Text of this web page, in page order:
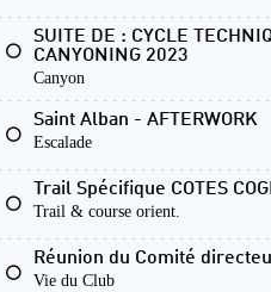
⚪
SUITE DE : CYCLE
CANYONING 2023
Canyon
⚪
Saint Alban - AFTERWORK
Escalade
⚪
Trail Spécifique COTES
Trail & course orient.
⚪
Réunion du Comité
Vie du Club